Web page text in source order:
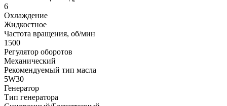
6
Охлаждение
Жидкостное
Частота вращения, об/мин
1500
Регулятор оборотов
Механический
Рекомендуемый тип масла
5W30
Генератор
Тип генератора